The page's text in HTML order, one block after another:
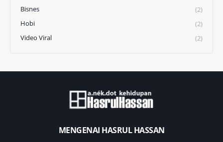
Bisnes
(2)
Hobi
(2)
Video Viral
(2)
MENGENAI HASRUL HASSAN